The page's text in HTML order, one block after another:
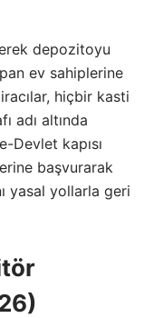
depozitoyu
ev sahiplerine
hiçbir kasti
adı altında
Devlet kapısı
başvurarak
yasal yollarla geri